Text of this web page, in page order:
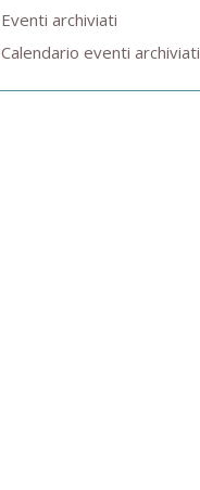
Eventi archiviati
Calendario eventi archiviati